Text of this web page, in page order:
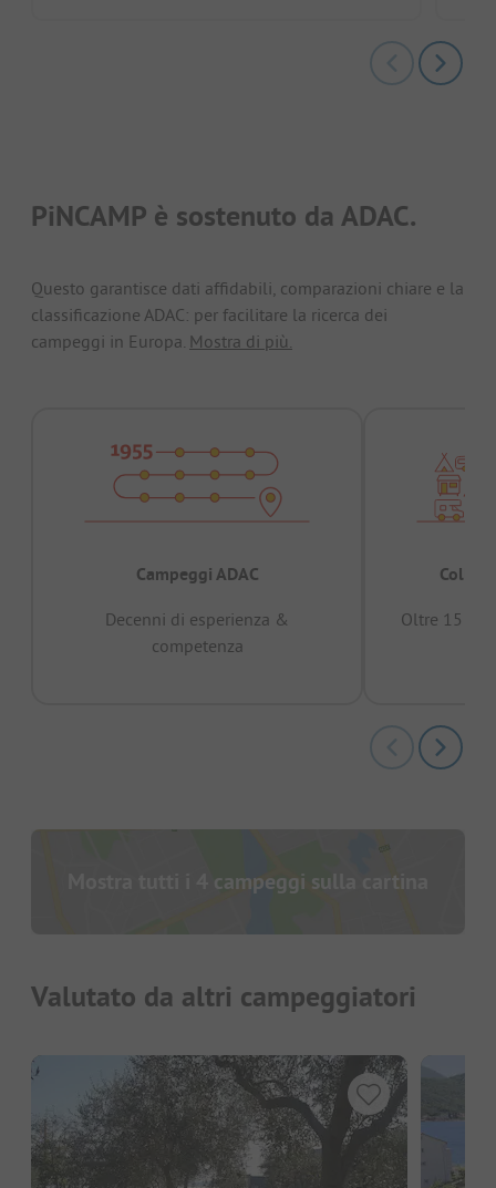
PiNCAMP è sostenuto da ADAC.
Questo garantisce dati affidabili, comparazioni chiare e la
classificazione ADAC: per facilitare la ricerca dei
campeggi in Europa. Mostra di più.
Campeggi ADAC
Decenni di esperienza &
competenza
Oltre 15
Mostra tutti i 4 campeggi sulla cartina
Valutato da altri campeggiatori